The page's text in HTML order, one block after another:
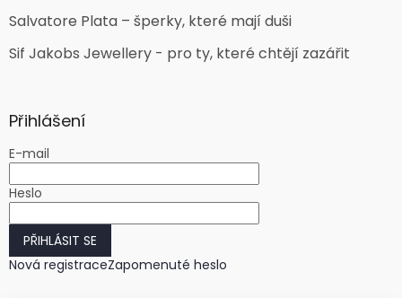
Salvatore Plata – šperky, které mají duši
Sif Jakobs Jewellery - pro ty, které chtějí zazářit
Přihlášení
E-mail
Heslo
PŘIHLÁSIT SE
Nová registraceZapomenuté heslo